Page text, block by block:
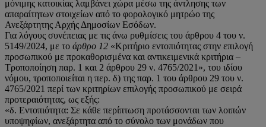
μόνιμης κατοικίας λαμβάνει χώρα μέσω της άντλησης των
απαραίτητων στοιχείων από το φορολογικό μητρώο της
Ανεξάρτητης Αρχής Δημοσίων Εσόδων.
Για λόγους συνέπειας με τις άνω ρυθμίσεις του άρθρου 4 του ν.
5149/2024, με το άρθρο 12 «Κριτήριο εντοπιότητας στην επιλογή
προσωπικού με προκαθορισμένα και αντικειμενικά κριτήρια –
Τροποποίηση παρ. 1 και 2 άρθρου 29 ν. 4765/2021», του ιδίου
νόμου, τροποποιείται η περ. δ) της παρ. 1 του άρθρου 29 του ν.
4765/2021 περί των κριτηρίων επιλογής προσωπικού με σειρά
προτεραιότητας, ως εξής:
«δ. Εντοπιότητα: Σε κάθε περίπτωση προτάσσονται των λοιπών
υποψηφίων, ανεξάρτητα από το σύνολο των μονάδων που